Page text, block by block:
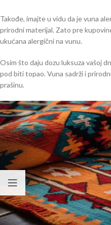
Takođe, imajte u vidu da je vuna
prirodni materijal. Zato pre
ukućana alergični na vunu.
Osim što daju dozu luksuza vašoj
pod biti topao. Vuna sadrži i
prašinu.